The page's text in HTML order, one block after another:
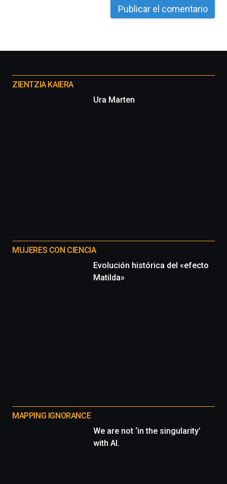
proyectos
ZIENTZIA KAIERA
Ura Marten
MUJERES CON CIENCIA
Evolución histórica del «efecto
Matilda»
MAPPING IGNORANCE
We are not ‘in the singularity’
with AI.